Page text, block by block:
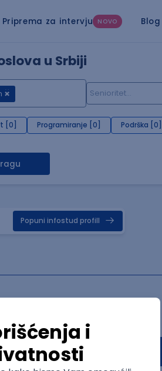
Priprema za intervju NOVO Blog
u Srbiji
[0] Programiranje [0] Podrška [0]
Popuni infostud profill